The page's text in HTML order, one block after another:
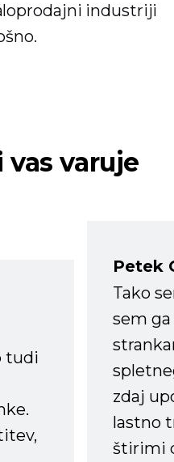
industriji
varuje
tudi
Petek
Tako
sem
zdaj
lastno
štirimi